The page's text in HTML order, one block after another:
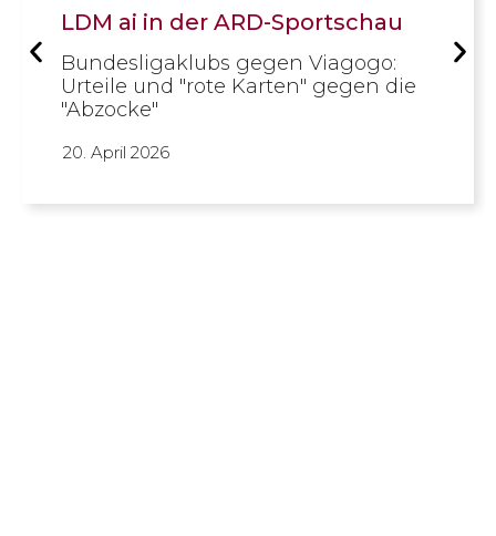
LDM ai in der ARD-Sportschau
Bundesligaklubs gegen Viagogo:
Urteile und "rote Karten" gegen die
"Abzocke"
20. April 2026